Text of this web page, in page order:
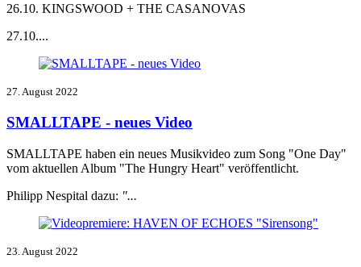
26.10. KINGSWOOD + THE CASANOVAS
27.10....
27. August 2022
SMALLTAPE - neues Video
SMALLTAPE haben ein neues Musikvideo zum Song "One Day"
vom aktuellen Album "The Hungry Heart" veröffentlicht.
Philipp Nespital dazu: "...
23. August 2022